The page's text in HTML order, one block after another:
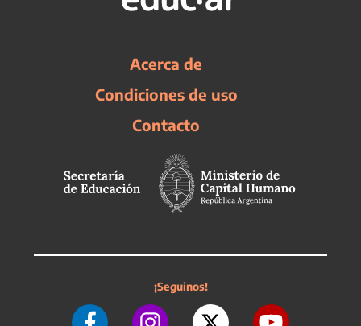
Acerca de
Condiciones de uso
Contacto
¡Seguinos!